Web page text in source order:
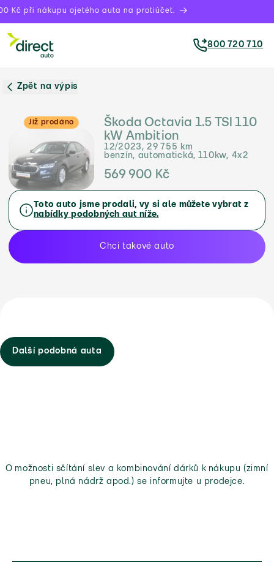
Kč při nákupu ojetého auta na protiúčet.
800 720 710
Zpět na výpis
Již prodáno
Škoda Octavia 1.5 TSI 110
kW Ambition
12/2023, 29 755 km
benzín, automatická, 110kw, 4x2
569 900 Kč
Toto auto jsme prodali, vy si ale můžete vybrat z
nabídky podobných aut níže.
Chci takové auto
Další podobná auta
O možnosti sčítání slev a kombinování dárků k nákupu (zimní
pneu, plná nádrž apod.) se informujte u prodejce.